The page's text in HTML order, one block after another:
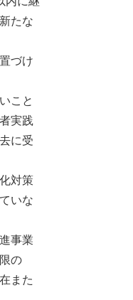
たな
づけ
こと
実践
に受
対策
いな
事業
の
また